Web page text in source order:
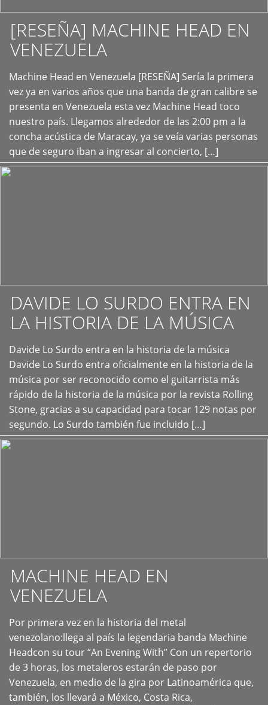
[RESEÑA] MACHINE HEAD EN
VENEZUELA
Machine Head en Venezuela [RESEÑA] Sería la primera
vez ya en varios años que una banda de gran calibre se
presenta en Venezuela esta vez Machine Head toco
nuestro país. Llegamos alrededor de las 2:00 pm a la
concha acústica de Maracay, ya se veía varias personas
que de seguro iban a ingresar al concierto, […]
+
DAVIDE LO SURDO ENTRA EN
LA HISTORIA DE LA MÚSICA
Davide Lo Surdo entra en la historia de la música
Davide Lo Surdo entra oficialmente en la historia de la
música por ser reconocido como el guitarrista más
rápido de la historia de la música por la revista Rolling
Stone, gracias a su capacidad para tocar 129 notas por
segundo. Lo Surdo también fue incluido […]
+
MACHINE HEAD EN
VENEZUELA
Por primera vez en la historia del metal
venezolano:llega al país la legendaria banda Machine
Headcon su tour “An Evening With” Con un repertorio
de 3 horas, los metaleros estarán de paso por
Venezuela, en medio de la gira por Latinoamérica que,
también, los llevará a México, Costa Rica,
+